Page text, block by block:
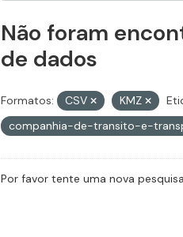
Não foram
de dados
Formatos: CSV KMZ
companhia-de-transito-e-
Por favor tente uma nova